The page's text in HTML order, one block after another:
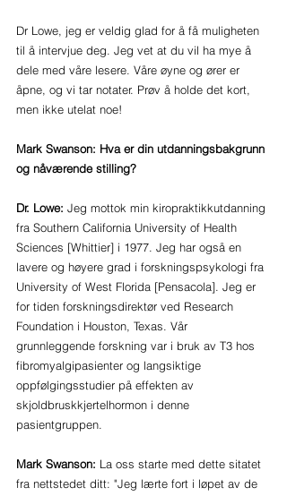
Dr Lowe, jeg er veldig glad for å få muligheten
til å intervjue deg. Jeg vet at du vil ha mye å
dele med våre lesere. Våre øyne og ører er
åpne, og vi tar notater. Prøv å holde det kort,
men ikke utelat noe!
Mark Swanson: Hva er din utdanningsbakgrunn
og nåværende stilling?
Dr. Lowe: Jeg mottok min kiropraktikkutdanning
fra Southern California University of Health
Sciences [Whittier] i 1977. Jeg har også en
lavere og høyere grad i forskningspsykologi fra
University of West Florida [Pensacola]. Jeg er
for tiden forskningsdirektør ved Research
Foundation i Houston, Texas. Vår
grunnleggende forskning var i bruk av T3 hos
fibromyalgipasienter og langsiktige
oppfølgingsstudier på effekten av
skjoldbruskkjertelhormon i denne
pasientgruppen.
Mark Swanson: La oss starte med dette sitatet
fra nettstedet ditt: "Jeg lærte fort i løpet av de